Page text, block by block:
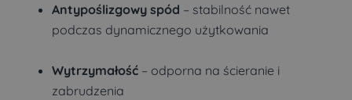
Antypoślizgowy spód – stabilność nawet
podczas dynamicznego użytkowania
Wytrzymałość – odporna na ścieranie i
zabrudzenia